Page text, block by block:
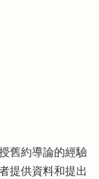
舊約導論的經驗
提供資料和提出